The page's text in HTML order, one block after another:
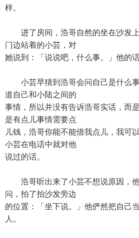
样。
进了房间，浩哥自然的坐在沙发上
门边站着的小芸，对
她说到：「说说吧，什么事。」他的话
小芸早猜到浩哥会问自己是什么事
道自己和小陆之间的
事情，所以并没有告诉浩哥实话，而
是有点儿事情需要点
儿钱，浩哥你能不能借我点儿，我可
小芸在电话中就对他
说过的话。
浩哥听出来了小芸不想说原因，他
问，拍了拍沙发旁边
的位置：「坐下说。」他俨然把自己
人。